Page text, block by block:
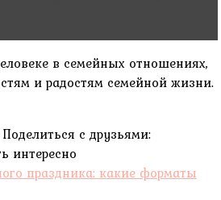
в семейных отношениях‚
и радостям семейной жизни.
с друзьями:
интересно